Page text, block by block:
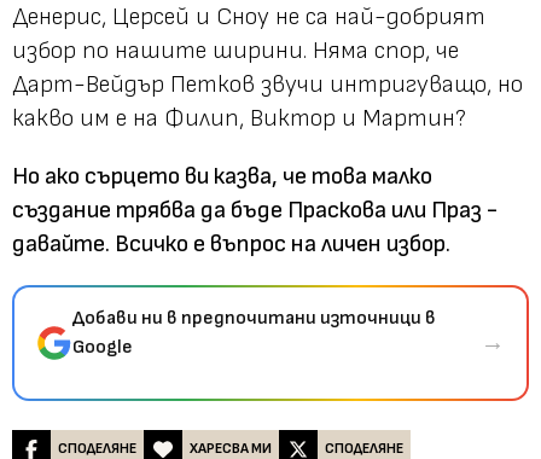
Денерис, Церсей и Сноу не са най-добрият
избор по нашите ширини. Няма спор, че
Дарт-Вейдър Петков звучи интригуващо, но
какво им е на Филип, Виктор и Мартин?
Но ако сърцето ви казва, че това малко
създание трябва да бъде Праскова или Праз -
давайте. Всичко е въпрос на личен избор.
Добави ни в предпочитани източници в
Google
→
СПОДЕЛЯНЕ ХАРЕСВА МИ СПОДЕЛЯНЕ